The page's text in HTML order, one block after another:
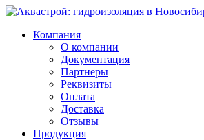
Компания
О компании
Документация
Партнеры
Реквизиты
Оплата
Доставка
Отзывы
Продукция